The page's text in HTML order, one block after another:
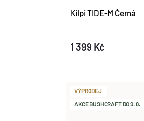
Kilpi TIDE-M Černá
1 399 Kč
VÝPRODEJ
AKCE BUSHCRAFT DO 9. 8.